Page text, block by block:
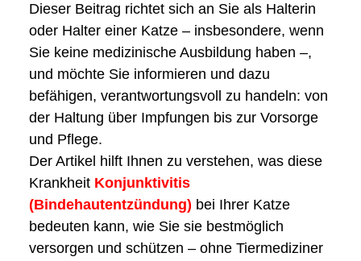
Dieser Beitrag richtet sich an Sie als Halterin
oder Halter einer Katze – insbesondere, wenn
Sie keine medizinische Ausbildung haben –,
und möchte Sie informieren und dazu
befähigen, verantwortungsvoll zu handeln: von
der Haltung über Impfungen bis zur Vorsorge
und Pflege.
Der Artikel hilft Ihnen zu verstehen, was diese
Krankheit Konjunktivitis
(Bindehautentzündung) bei Ihrer Katze
bedeuten kann, wie Sie sie bestmöglich
versorgen und schützen – ohne Tiermediziner